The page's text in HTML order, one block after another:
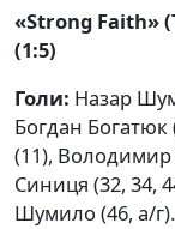
«Strong Faith»
(1:5)
Голи: Назар
Богдан
(11), Володимир
Синиця (32, 34,
Шумило (46, а/г).